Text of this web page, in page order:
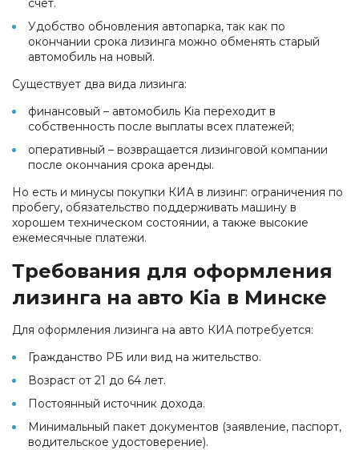
счет.
Удобство обновления автопарка, так как по
окончании срока лизинга можно обменять старый
автомобиль на новый.
Существует два вида лизинга:
финансовый – автомобиль Kia переходит в
собственность после выплаты всех платежей;
оперативный – возвращается лизинговой компании
после окончания срока аренды.
Но есть и минусы покупки КИА в лизинг: ограничения по
пробегу, обязательство поддерживать машину в
хорошем техническом состоянии, а также высокие
ежемесячные платежи.
Требования для оформления
лизинга на авто Kia в Минске
Для оформления лизинга на авто КИА потребуется:
Гражданство РБ или вид на жительство.
Возраст от 21 до 64 лет.
Постоянный источник дохода.
Минимальный пакет документов (заявление, паспорт,
водительское удостоверение).